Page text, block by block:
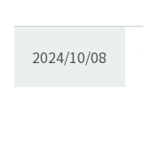
2024/10/08